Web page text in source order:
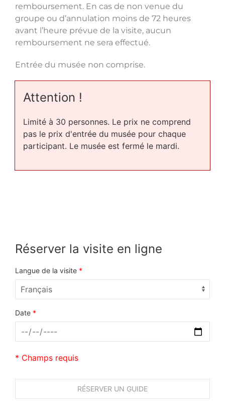
remboursement. En cas de non venue du
groupe ou d’annulation moins de 72 heures
avant l’heure prévue de la visite, aucun
remboursement ne sera effectué.
Entrée du musée non comprise.
Attention !
Limité à 30 personnes. Le prix ne comprend
pas le prix d'entrée du musée pour chaque
participant. Le musée est fermé le mardi.
Réserver la visite en ligne
Langue de la visite *
Date *
* Champs requis